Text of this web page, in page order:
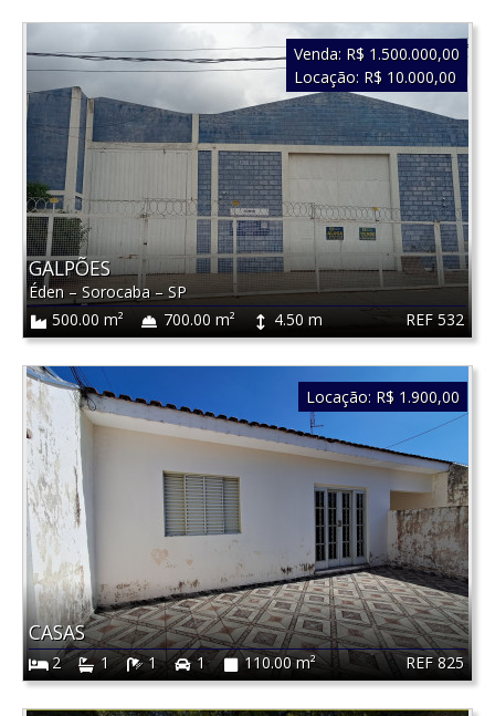
REF 532
GALPÕES
Éden– Sorocaba– SP
500.00 m²
700.00 m² 4.50 m
Venda: R$ 1.500.000,00
Locação: R$ 10.000,00
REF 825
CASAS
2 1 1 1 110.00 m²
Locação: R$ 1.900,00